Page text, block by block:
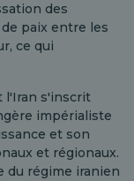
des
paix entre les
ce qui
l'Iran s'inscrit
impérialiste
et son
et régionaux.
du régime iranien